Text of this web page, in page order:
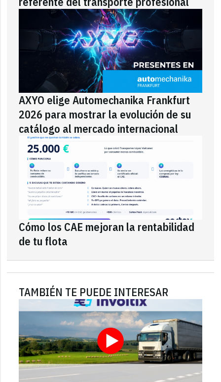
AXYO elige Automechanika Frankfurt
2026 para mostrar la evolución de su
catálogo al mercado internacional
Cómo los CAE mejoran la rentabilidad
de tu flota
TAMBIÉN TE PUEDE INTERESAR